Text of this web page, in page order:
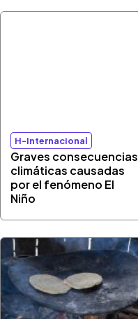
H-Internacional
Graves consecuencias
climáticas causadas
por el fenómeno El
Niño